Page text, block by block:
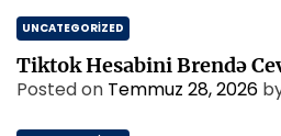
UNCATEGORIZED
Tiktok Hesabini Brendə
Posted on Temmuz 28, 2026